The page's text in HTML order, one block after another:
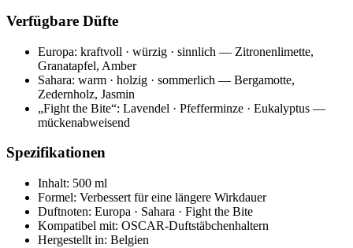
Verfügbare Düfte
Europa: kraftvoll · würzig · sinnlich — Zitronenlimette,
Granatapfel, Amber
Sahara: warm · holzig · sommerlich — Bergamotte,
Zedernholz, Jasmin
„Fight the Bite“: Lavendel · Pfefferminze · Eukalyptus —
mückenabweisend
Spezifikationen
Inhalt: 500 ml
Formel: Verbessert für eine längere Wirkdauer
Duftnoten: Europa · Sahara · Fight the Bite
Kompatibel mit: OSCAR-Duftstäbchenhaltern
Hergestellt in: Belgien